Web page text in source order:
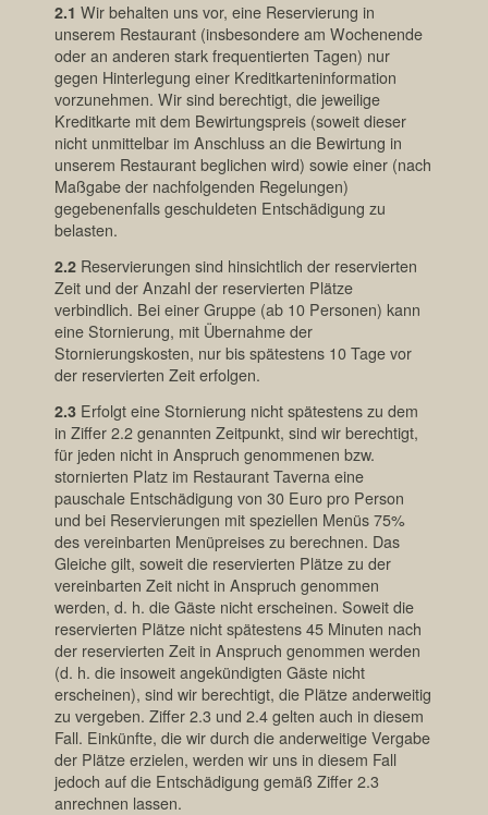
2.1 Wir behalten uns vor, eine Reservierung in
unserem Restaurant (insbesondere am Wochenende
oder an anderen stark frequentierten Tagen) nur
gegen Hinterlegung einer Kreditkarteninformation
vorzunehmen. Wir sind berechtigt, die jeweilige
Kreditkarte mit dem Bewirtungspreis (soweit dieser
nicht unmittelbar im Anschluss an die Bewirtung in
unserem Restaurant beglichen wird) sowie einer (nach
Maßgabe der nachfolgenden Regelungen)
gegebenenfalls geschuldeten Entschädigung zu
belasten.
2.2 Reservierungen sind hinsichtlich der reservierten
Zeit und der Anzahl der reservierten Plätze
verbindlich. Bei einer Gruppe (ab 10 Personen) kann
eine Stornierung, mit Übernahme der
Stornierungskosten, nur bis spätestens 10 Tage vor
der reservierten Zeit erfolgen.
2.3 Erfolgt eine Stornierung nicht spätestens zu dem
in Ziffer 2.2 genannten Zeitpunkt, sind wir berechtigt,
für jeden nicht in Anspruch genommenen bzw.
stornierten Platz im Restaurant Taverna eine
pauschale Entschädigung von 30 Euro pro Person
und bei Reservierungen mit speziellen Menüs 75%
des vereinbarten Menüpreises zu berechnen. Das
Gleiche gilt, soweit die reservierten Plätze zu der
vereinbarten Zeit nicht in Anspruch genommen
werden, d. h. die Gäste nicht erscheinen. Soweit die
reservierten Plätze nicht spätestens 45 Minuten nach
der reservierten Zeit in Anspruch genommen werden
(d. h. die insoweit angekündigten Gäste nicht
erscheinen), sind wir berechtigt, die Plätze anderweitig
zu vergeben. Ziffer 2.3 und 2.4 gelten auch in diesem
Fall. Einkünfte, die wir durch die anderweitige Vergabe
der Plätze erzielen, werden wir uns in diesem Fall
jedoch auf die Entschädigung gemäß Ziffer 2.3
anrechnen lassen.